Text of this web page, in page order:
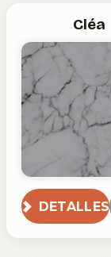
Cléa
DETALLES